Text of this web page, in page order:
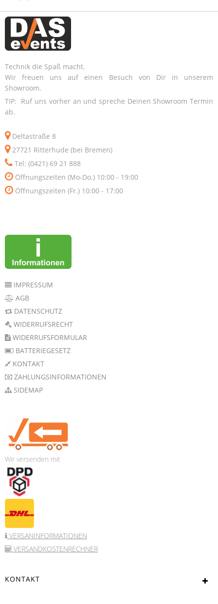
Technik die Spaß macht.
Wir freuen uns auf einen Besuch von Dir in unserem
Showroom.
TIP: Ruf uns vorher an und spreche Deinen Showroom Termin
ab.
Deltastraße 8
27721 Ritterhude (bei Bremen)
Tel: (0421) 69 21 888
Öffnungszeiten (Mo-Do.) 10:00 - 19:00
Öffnungszeiten (Fr.) 10:00 - 17:00
IMPRESSUM
AGB
DATENSCHUTZ
WIDERRUFSRECHT
WIDERRUFSFORMULAR
BATTERIEGESETZ
KONTAKT
ZAHLUNGSINFORMATIONEN
SIDEMAP
Wir versenden mit
VERSANINFORMATIONEN
VERSANDKOSTENRECHNER
KONTAKT